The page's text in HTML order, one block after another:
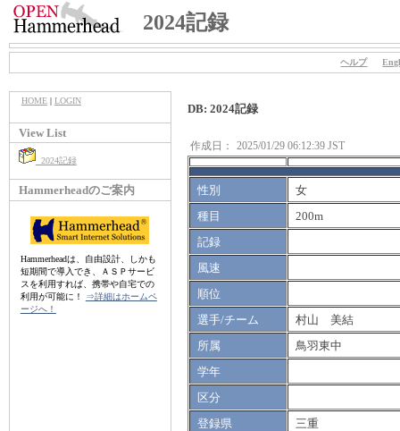
2024記録
ヘルプ
HOME| LOGIN
View List
2024記録
Hammerheadのご案内
Hammerheadは、自由設計、しかも
短期間で導入でき、ＡＳＰサービ
スを利用すれば、携帯や自宅での
利用が可能に！
⇒詳細はホームペ
ージへ！
DB: 2024記録
作成日： 2025/01/29 06:12:39 JST
性別
女
種目
200m
記録
風速
順位
選手/チーム
村山 美結
所属
鳥羽東中
学年
区分
登録県
三重